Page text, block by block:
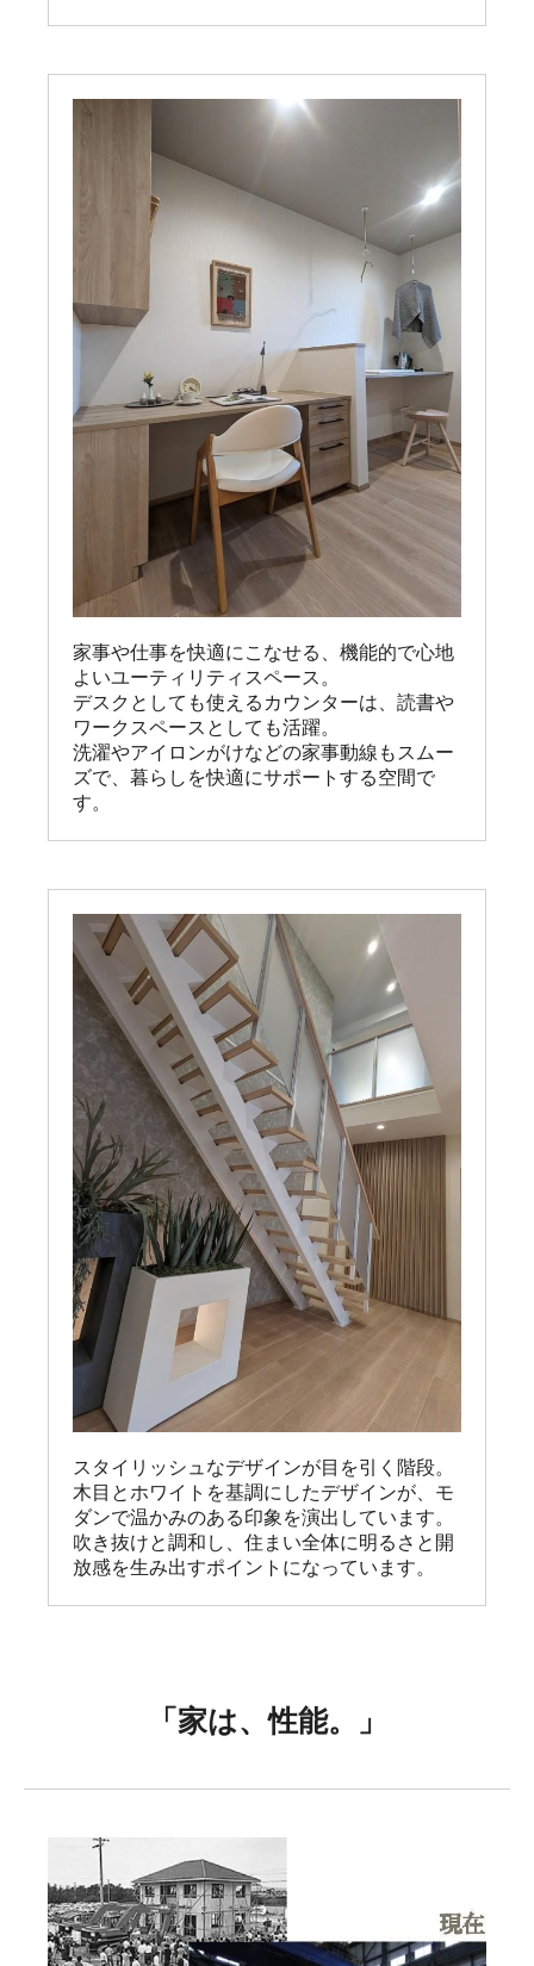
家事や仕事を快適にこなせる、機能的で心地
よいユーティリティスペース。
デスクとしても使えるカウンターは、読書や
ワークスペースとしても活躍。
洗濯やアイロンがけなどの家事動線もスムー
ズで、暮らしを快適にサポートする空間で
す。
スタイリッシュなデザインが目を引く階段。
木目とホワイトを基調にしたデザインが、モ
ダンで温かみのある印象を演出しています。
吹き抜けと調和し、住まい全体に明るさと開
放感を生み出すポイントになっています。
「家は、性能。」